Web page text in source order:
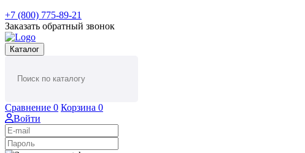
+7 (800) 775-89-21
Заказать обратный звонок
Каталог
Сравнение 0 Корзина 0
Войти